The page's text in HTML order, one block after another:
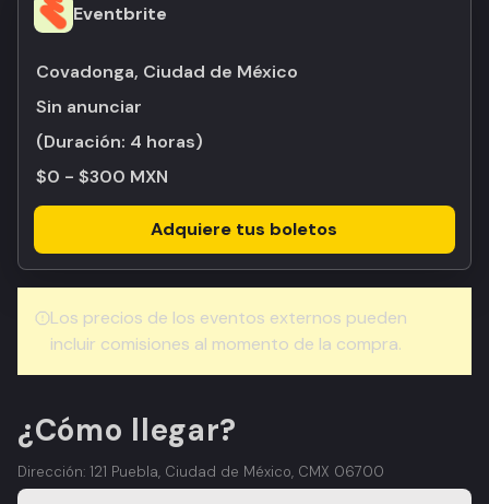
Eventbrite
Covadonga, Ciudad de México
Sin anunciar
(Duración: 4 horas)
$0 - $300 MXN
Adquiere tus boletos
Los precios de los eventos externos pueden
incluir comisiones al momento de la compra.
¿Cómo llegar?
Dirección: 121 Puebla, Ciudad de México, CMX 06700